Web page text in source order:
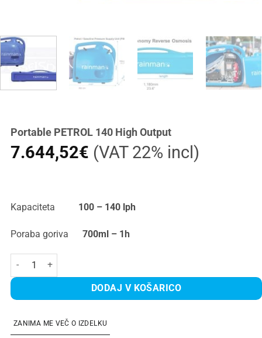
Portable PETROL 140 High Output
7.644,52€ (VAT 22% incl)
Kapaciteta 100 – 140 lph
Poraba goriva 700ml – 1h
Portable PETROL 140 High Output količina
DODAJ V KOŠARICO
ZANIMA ME VEČ O IZDELKU